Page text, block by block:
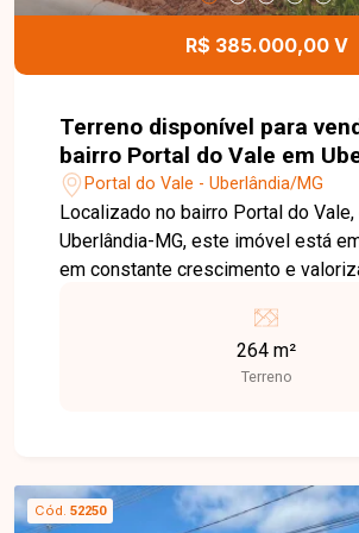
R$ 385.000,00 V
Terreno disponível para venda no
bairro Portal do Vale em
MGPortal do Vale - Uberlândia/MG
Localizado no bairro Portal do Vale,
Uberlândia-MG, este imóvel está
em constante crescimento e
praticidade. O bairro oferece fácil
importantes e conta com boa
sendo uma excelente escolha para
desenvolvimento de um projeto
condomínio proporciona segurança
264 m²
Terreno
Cód. 52250